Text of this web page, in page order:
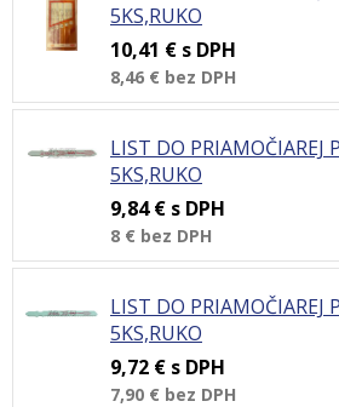
5KS,RUKO
10,41 € s DPH
8,46 € bez DPH
LIST DO PRIAMOČIAREJ
5KS,RUKO
9,84 € s DPH
8 € bez DPH
LIST DO PRIAMOČIAREJ
5KS,RUKO
9,72 € s DPH
7,90 € bez DPH